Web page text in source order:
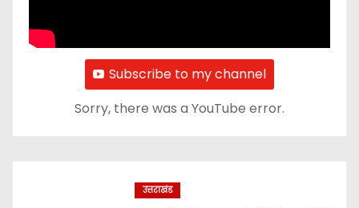
Subscribe to my channel
Sorry, there was a YouTube error.
उत्तराखंड